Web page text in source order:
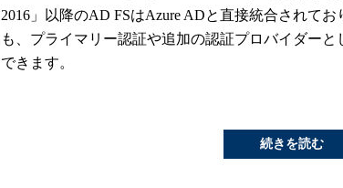
2016」以降のAD FSはAzure ADと直接統合されてお
も、プライマリー認証や追加の認証プロバイダー
できます。
続きを読む